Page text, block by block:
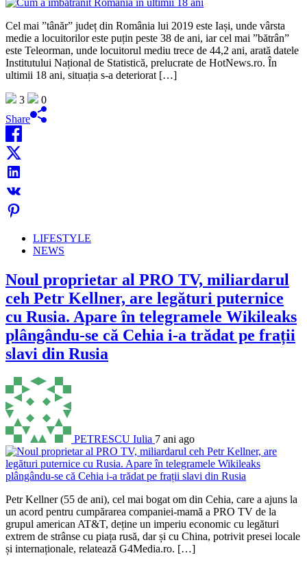
Cel mai ”tânăr” județ din România lui 2019 este Iași, unde vârsta
medie a locuitorilor este puțin peste 38 de ani, iar cel mai ”bătrân”
este Teleorman, unde locuitorul mediu trece de 44,2 ani, arată datele
Institutului Național de Statistică, prelucrate de HotNews.ro. În
ultimii 18 ani, situația s-a deteriorat […]
3
0
Share
LIFESTYLE
NEWS
Noul proprietar al PRO TV, miliardarul
ceh Petr Kellner, are legături puternice
cu Rusia. Apare în telegramele Wikileaks
plângându-se că Cehia i-a trădat pe frații
slavi din Rusia
PETRESCU Iulia 7 ani ago
Petr Kellner (55 de ani), cel mai bogat om din Cehia, care a ajuns la
un acord pentru cumpărarea companiei-mamă a PRO TV de la
grupul american AT&T, deține un imperiu economic cu legături
extrem de strânse cu piața rusă, dar și cu China, potrivit presei locale
și internaționale, relatează G4Media.ro. […]